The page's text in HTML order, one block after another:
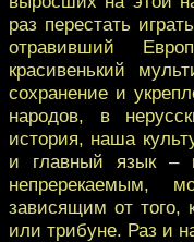
раз перестать
отравивший
красивенький
сохранение и
народов, в
история, наша
и главный язык –
непререкаемым,
зависящим от того,
или трибуне. Раз и